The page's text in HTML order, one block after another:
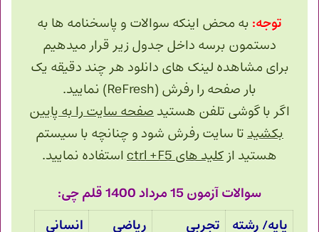
توجه: به محض اینکه سوالات و پاسخنامه ها به
دستمون برسه داخل جدول زیر قرار میدهیم
برای مشاهده لینک های دانلود هر چند دقیقه یک
بار صفحه را رفرش (ReFresh) نمایید.
اگر با گوشی تلفن هستیدصفحه سایت را به پایین
بکشیدتا سایت رفرش شود و چنانچه با سیستم
هستید ازکلید های ctrl +F5 استفاده نمایید.
سوالات آزمون 15 مرداد 1400 قلم چی:
پایه/ رشته
تجربی ریاضی انسانی